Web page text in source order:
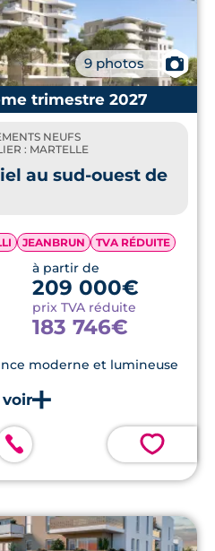
9 photos
📷
trimestre 2027
NEUFS
: MARTELLE
au sud-ouest de
JEANBRUN TVA RÉDUITE
à partir de
209 000€
prix TVA réduite
183 746€
moderne et lumineuse
💗